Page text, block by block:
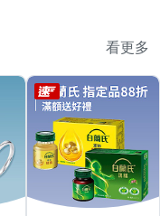
看更多